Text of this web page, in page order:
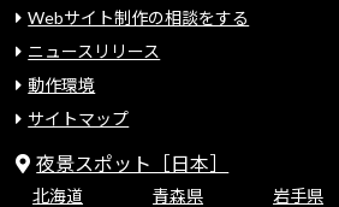
Webサイト制作の相談をする
ニュースリリース
動作環境
サイトマップ
夜景スポット［日本］
北海道 青森県 岩手県